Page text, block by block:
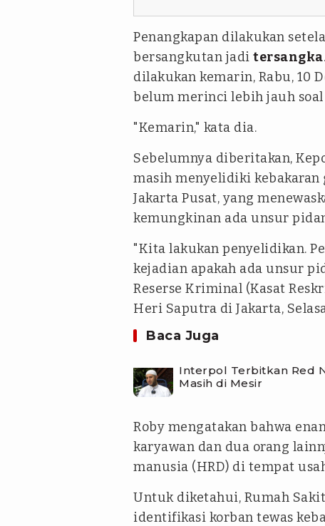
Penangkapan dilakukan
bersangkutan jadi tersangka
dilakukan kemarin, Rabu, 10
belum merinci lebih jauh
"Kemarin," kata dia.
Sebelumnya diberitakan,
masih menyelidiki kebakaran
Jakarta Pusat, yang
kemungkinan ada unsur
"Kita lakukan penyelidikan.
kejadian apakah ada unsur
Reserse Kriminal (Kasat
Heri Saputra di Jakarta,
Baca Juga
Interpol Terbitkan Red
Masih di Mesir
Roby mengatakan bahwa
karyawan dan dua orang
manusia (HRD) di tempat
Untuk diketahui, Rumah
identifikasi korban tewas